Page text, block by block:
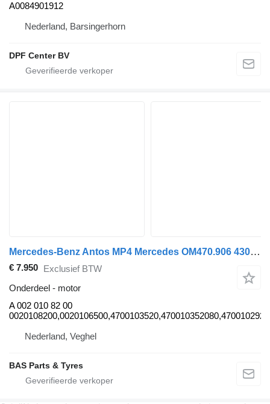
A0084901912
Nederland, Barsingerhorn
DPF Center BV
Mercedes-Benz Antos MP4 Mercedes OM470.906 430 A 002 010 82 00 motor voor vrachtwagen
€ 7.950 Exclusief BTW
Onderdeel - motor
A 002 010 82 00
Nederland, Veghel
BAS Parts & Tyres